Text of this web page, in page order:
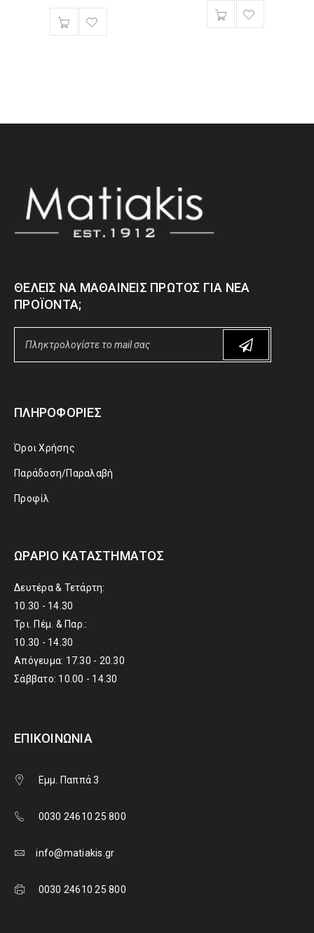
ΘΈΛΕΙΣ ΝΑ ΜΑΘΑΊΝΕΙΣ ΠΡΏΤΟΣ ΓΙΑ ΝΈΑ
ΠΡΟΪΌΝΤΑ;
ΠΛΗΡΟΦΟΡΊΕΣ
Όροι Χρήσης
Παράδοση/Παραλαβή
Προφίλ
ΩΡΆΡΙΟ ΚΑΤΑΣΤΉΜΑΤΟΣ
Δευτέρα & Τετάρτη:
10.30 - 14.30
Τρι. Πέμ. & Παρ.:
10.30 - 14.30
Απόγευμα: 17.30 - 20.30
Σάββατο: 10.00 - 14.30
ΕΠΙΚΟΙΝΩΝΊΑ
Εμμ. Παππά 3
0030 24610 25 800
info@matiakis.gr
0030 24610 25 800